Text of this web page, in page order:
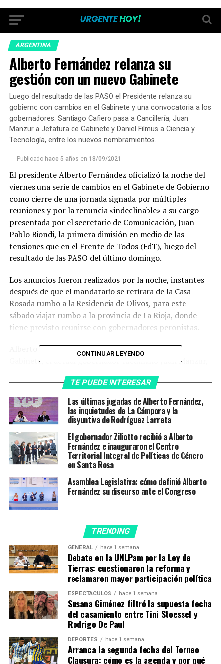
ARGENTINA
Alberto Fernández relanza su
gestión con un nuevo Gabinete
Luego del resultado de las PASO el Presidente relanza su
gobierno con cambios en el Gabinete y una convocatoria a los
gobernadores. Santiago Cafiero pasa a Cancillería, Juan
Manzur a Jefatura de Gabinete y Daniel Filmus a Ciencia y
Tecnología, entre los nuevos nombramientos.
Publicado hace 5 años en 18/09/2021
El presidente Alberto Fernández oficializó la noche del
viernes una serie de cambios en el Gabinete de Gobierno
como cierre de una jornada signada por múltiples
reuniones y por la renuncia «indeclinable» a su cargo
presentada por el secretario de Comunicación, Juan
Pablo Biondi, la primera dimisión en medio de las
tensiones que en el Frente de Todos (FdT), luego del
resultado de las PASO del último domingo.
Los anuncios fueron realizados por la noche, instantes
después de que el mandatario se retirara de la Casa
Rosada rumbo a la Residencia de Olivos, para este
sábado viajar rumbo a la provincia de La Rioja, donde
tiene previsto reunirse con gobernadores peronistas.
Alberto Fernández nombró como nuevo jefe de
Gabinete, el actual gobernador tucumano Juan Manzur,
Fernández;el de Ganadería, Agricultura y Pesca, Julián
Domínguez; el de Relaciones Exteriores y Culto y
saliente jefe de Gabinete,Santiago Cafiero; el nuevo
ministro de Educación,Jaime Perczyck; el de Ciencia y
Tecnología,Daniel Filmus
: y el secretario de
Comunicación y Prensa, Juan Ross. Todos ellos jurarán
en sus cargos el próximo lunes a las 16.
Más temprano,la primera dimisión indeclinable del
equipo de Gobierno fue la de Juan Pablo Biondi: «Motiva
esta decisión la crisis desatada en las últimas horas y
espero que mi alejamiento del cargo contribuya a
pacificar, en parte, estos momentos difíciles que nos
toca vivir», indicó en su carta de renuncia.
En tanto,el Presidente encabezará este sábado en
La Rioja de un «almuerzo de trabajo» con
gobernadores peronistas en el que se analizará el
relanzamiento del Gabinete , informaron fuentes
oficiales.
Del encuentro formarán parte al menos ocho
mandatarios provinciales, entre ellos el anfitrión
Ricardo Quintela, quien visitó el viernes al jefe de Estado
CONTINUAR LEYENDO
TE PUEDE INTERESAR
Las últimas jugadas de Alberto Fernández,
las inquietudes de La Cámpora y la
disyuntiva de Rodríguez Larreta
El gobernador Ziliotto recibió a Alberto
Fernández e inauguraron el Centro
Territorial Integral de Políticas de Género
en Santa Rosa
Asamblea Legislativa: cómo definió Alberto
Fernández su discurso ante el Congreso
TRENDING
GENERAL hace 1 semana
Debate en la UNLPam por la Ley de
Tierras: cuestionaron la reforma y
reclamaron mayor participación política
ESPECTÁCULOS hace 1 semana
Susana Giménez filtró la supuesta fecha
del casamiento entre Tini Stoessel y
Rodrigo De Paul
DEPORTES hace 1 semana
Arranca la segunda fecha del Torneo
Clausura: cómo es la agenda y por qué